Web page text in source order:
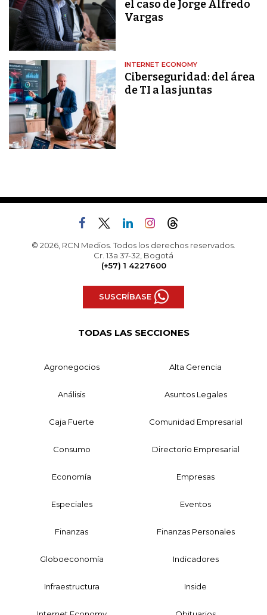
el caso de Jorge Alfredo
Vargas
INTERNET ECONOMY
Ciberseguridad: del área
de TI a las juntas
© 2026, RCN Medios. Todos los derechos reservados.
Cr. 13a 37-32, Bogotá
(+57) 1 4227600
SUSCRÍBASE
TODAS LAS SECCIONES
Agronegocios Alta Gerencia
Análisis Asuntos Legales
Caja Fuerte Comunidad Empresarial
Consumo Directorio Empresarial
Economía Empresas
Especiales Eventos
Finanzas Finanzas Personales
Globoeconomía Indicadores
Infraestructura Inside